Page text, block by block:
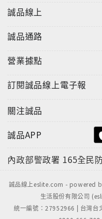
誠品線上
誠品通路
營業據點
訂閱誠品線上電子報
關注誠品
誠品APP
內政部警政署 165全民
誠品線上eslite.com - powered
生活股份有限公司
統一編號：27952966 | 台灣台